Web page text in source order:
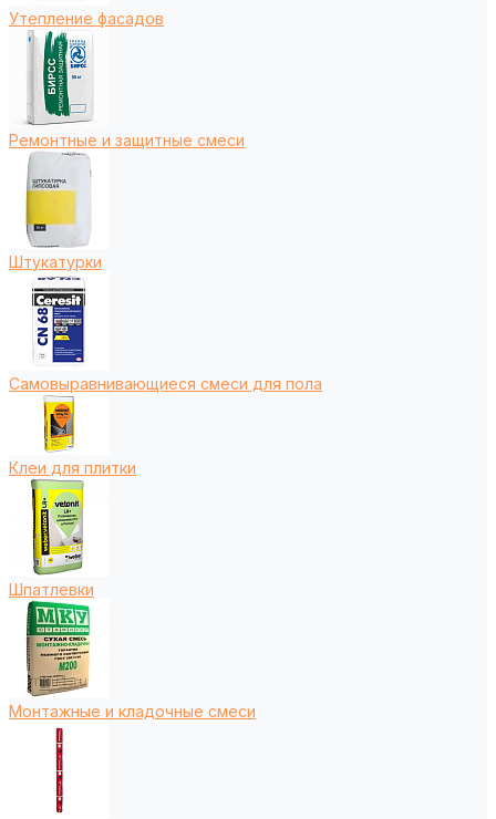
Утепление фасадов
Ремонтные и защитные смеси
Штукатурки
Самовыравнивающиеся смеси для пола
Клеи для плитки
Шпатлевки
Монтажные и кладочные смеси